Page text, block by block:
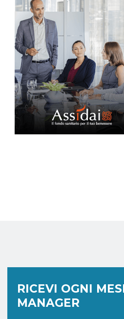
RICEVI OGNI
MANAGER